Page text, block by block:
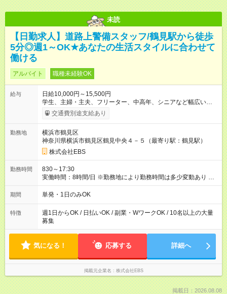
未読
【日勤求人】道路上警備スタッフ/鶴見駅から徒歩
5分◎週1～OK★あなたの生活スタイルに合わせて
働ける
アルバイト 職種未経験OK
給与
日給10,000円～15,500円
学生、主婦・主夫、フリーター、中高年、シニアなど幅広い世
代が活躍中！ 意欲が強い方々が得意を生かして、年齢を問わず
キャリアアップしています！ ◆スタートダッシュに 入社祝金最
支給！ ＜月収例＞ 日給10，000円×22日間＝22万円 ◆昇給あり
資格取得も応援しています♪資格取得費用すべて弊社がお出しし
ます♪ ◆交通費「全額」支給 公共交通機関を利用の履歴を提出
で、交通費全額支給！ 自動車通勤・バイク通勤もOK ◆日当保証
たとえ仕事が1時間で終わっても 日当は全額お支払いします！ ◆
制服貸与 制服は全て無償で貸し出します。保証金は一切いただ
交通費別途支給あり
勤務地
横浜市鶴見区
神奈川県横浜市鶴見区鶴見中央４－５（最寄り駅：鶴見駅）
株式会社EBS
勤務時間
830～17:30
実働時間：8時間/日 ※勤務地により勤務時間は多少変動あり ◆希
望のシフトで働ける！ 希望の勤務日数がありましたらご相談下
さい。 週1日、月1日～の勤務OKです 夜勤・深夜・早朝のお仕
期間 単発・1日のみOK
特徴
週1日からOK / 日払いOK / 副業・WワークOK / 10名以上の大量
募集
気になる！ 応募する 詳細へ
掲載元企業名 株式会社EBS
掲載日：2026.08.08